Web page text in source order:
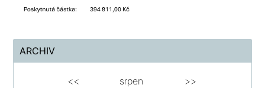
ARCHIV
<< srpen
>>